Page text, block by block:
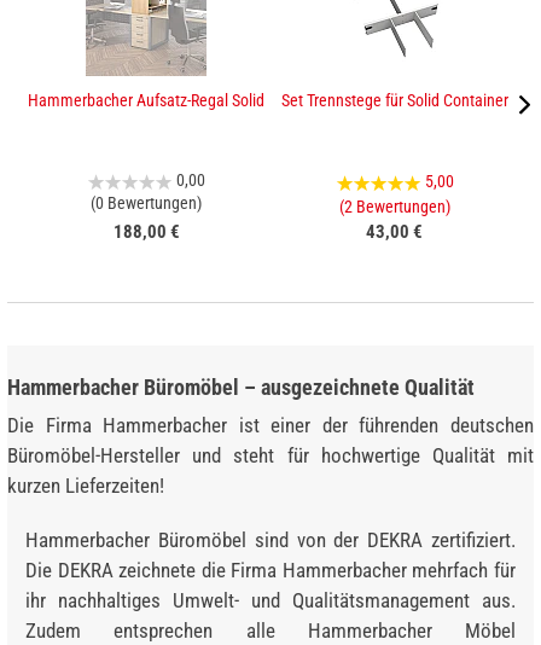
Hammerbacher Aufsatz-Regal Solid
0,00
(0 Bewertungen)
188,00 €
Set Trennstege für Solid Container
5,00
(2 Bewertungen)
43,00 €
Hammerbacher Büromöbel – ausgezeichnete Qualität
Die Firma Hammerbacher ist einer der führenden deutschen
Büromöbel-Hersteller und steht für hochwertige Qualität mit
kurzen Lieferzeiten!
Hammerbacher Büromöbel sind von der DEKRA zertifiziert.
Die DEKRA zeichnete die Firma Hammerbacher mehrfach für
ihr nachhaltiges Umwelt- und Qualitätsmanagement aus.
Zudem entsprechen alle Hammerbacher Möbel